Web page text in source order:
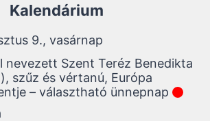
Kalendárium
9., vasárnap
nevezett Szent Teréz Benedikta
szűz és vértanú, Európa
– választható ünnepnap